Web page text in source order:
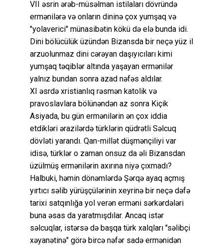
VII əsrin ərəb-müsəlman istilaları dövründə
ermənilərə və onların dininə çox yumşaq və
"yolaverici" münasibətin kökü də elə bunda idi.
Dini bölücülük üzündən Bizansda bir neçə yüz il
arzuolunmaz dini cərəyan daşıyıcıları kimi
yumşaq təqiblər altında yaşayan ermənilər
yalnız bundan sonra azad nəfəs aldılar.
XI əsrdə xristianlıq rəsmən katolik və
pravoslavlara bölünəndən az sonra Kiçik
Asiyada, bu gün ermənilərin ən çox iddia
etdikləri ərazilərdə türklərin qüdrətli Səlcuq
dövləti yarandı. Qan-millət düşmənçiliyi var
idisə, türklər o zaman onsuz da əli Bizansdan
üzülmüş ermənilərin axırına niyə çıxmadı?
Halbuki, həmin dönəmlərdə Şərqə ayaq açmış
yırtıcı səlib yürüşçülərinin xeyrinə bir neçə dəfə
tarixi satqınlığa yol verən erməni sərkərdələri
buna əsas da yaratmışdılar. Ancaq istər
səlcuqlar, istərsə də başqa türk xalqları "səlibçi
xəyanətinə" görə bircə nəfər sadə ermənidən